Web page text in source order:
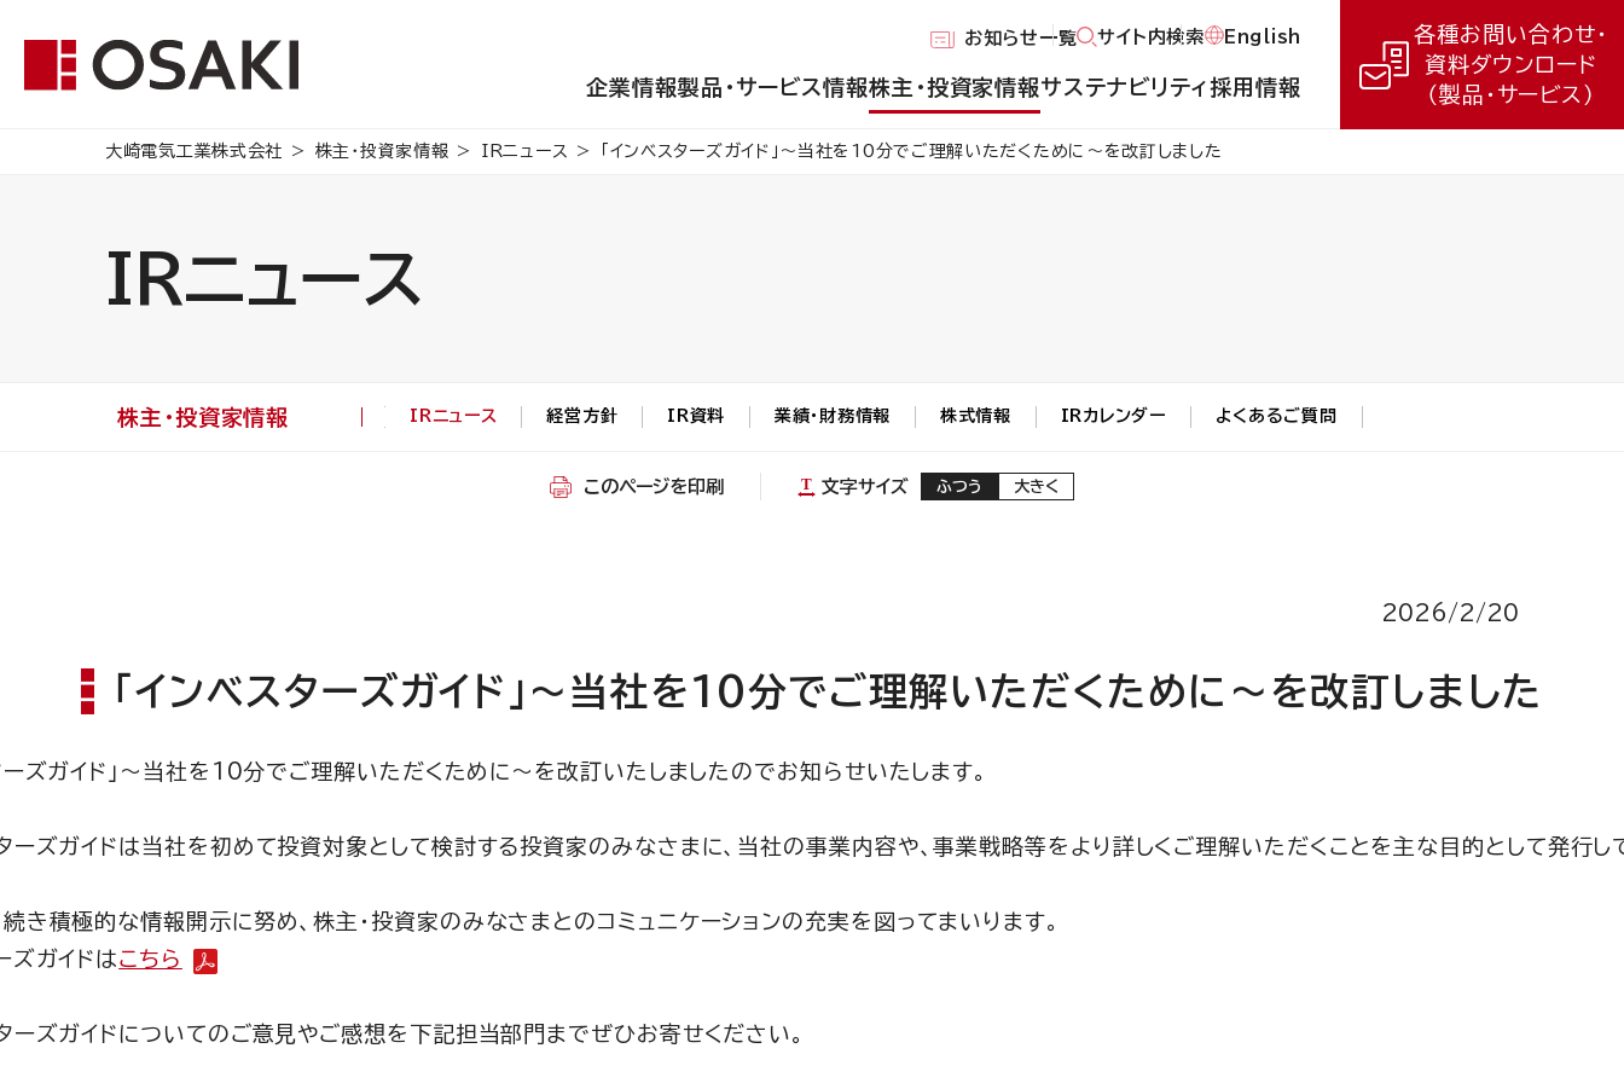
お知らせ一覧 サイト内検索 English
企業情報製品・サービス情報株主・投資家情報サステナビリティ採用情報
各種お問い合わせ・
資料ダウンロード
（製品・サービス）
大崎電気工業株式会社 株主・投資家情報 IRニュース 「インベスターズガイド」～当社を10分でご理解いただくために～を改訂しました
IRニュース
株主・投資家情報 IRニュース 経営方針 IR資料 業績・財務情報 株式情報 IRカレンダー よくあるご質問
このページを印刷 文字サイズ ふつう 大きく
2026/2/20
「インベスターズガイド」～当社を10分でご理解いただくために～を改訂しました
ーズガイド」～当社を10分でご理解いただくために～を改訂いたしましたのでお知らせいたします。
ーズガイドは当社を初めて投資対象として検討する投資家のみなさまに、当社の事業内容や、事業戦略等をより詳しくご理解いただくことを主な目的として発行し
き積極的な情報開示に努め、株主・投資家のみなさまとのコミュニケーションの充実を図ってまいります。
ズガイドはこちら
ーズガイドについてのご意見やご感想を下記担当部門までぜひお寄せください。